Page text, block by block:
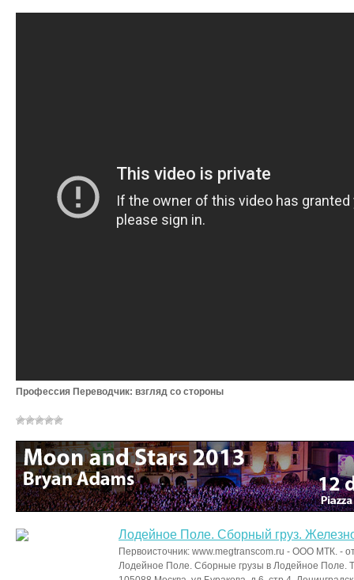
Профессия Переводчик: взгляд со стороны
Лодейное Поле. Сборный груз.
Первоисточник: www.megtranscom.ru - ООО МТК. -
Лодейное Поле. Сборные грузы в Лодейное Поле.